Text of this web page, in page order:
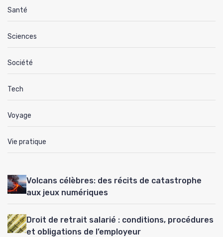
Santé
Sciences
Société
Tech
Voyage
Vie pratique
Volcans célèbres: des récits de catastrophe
aux jeux numériques
Droit de retrait salarié : conditions, procédures
et obligations de l’employeur